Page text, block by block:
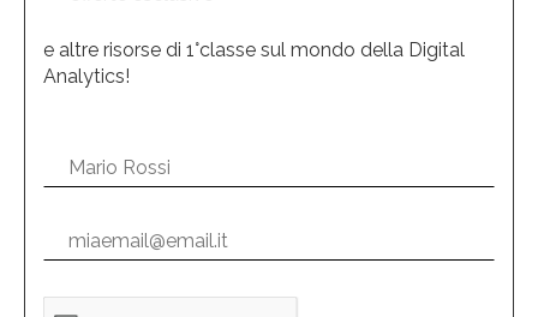
e altre risorse di 1°classe sul mondo della Digital
Analytics!